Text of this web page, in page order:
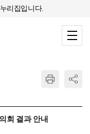
리집입니다.
회 결과 안내